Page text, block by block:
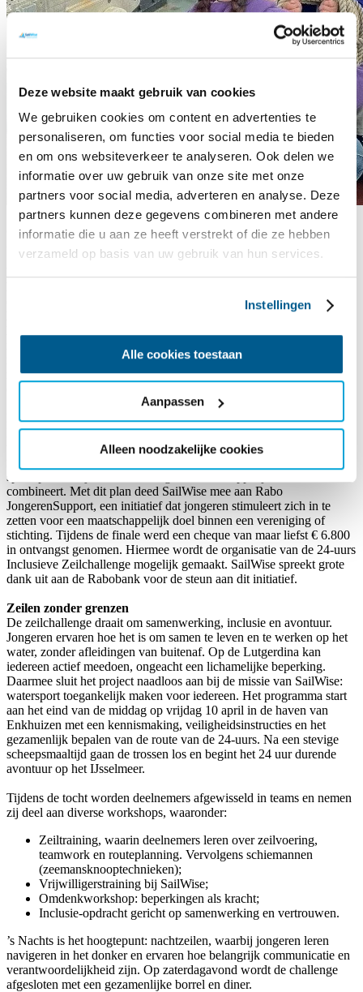
Deze website maakt gebruik van cookies
We gebruiken cookies om content en advertenties te
personaliseren, om functies voor social media te bieden
en om ons websiteverkeer te analyseren. Ook delen we
informatie over uw gebruik van onze site met onze
partners voor social media, adverteren en analyse. Deze
partners kunnen deze gegevens combineren met andere
informatie die u aan ze heeft verstrekt of die ze hebben
verzameld op basis van uw gebruik van hun services.
Instellingen
Alle cookies toestaan
Aanpassen
Alleen noodzakelijke cookies
Jongeren uit Noord-Holland gezocht voor inclusieve 24-uurs
Zeilchallenge
daadwerkelijk van start: de 24-uurs Inclusieve Zeilchallenge.
Een unieke zeilervaring waarbij jongeren mét en zonder
rolstoeltoegankelijke tweemast klipper Lutgerdina. SailWise
roept jongeren uit Noord-Holland op om deel te nemen aan
Het project is ontwikkeld door Senne Botman, student Commerciële
Economie – Sportmarketing aan de Hogeschool van Amsterdam,
tijdens zijn stage bij SailWise. In samenwerking met jongeren uit de
sport, persoonlijke ontwikkeling en maatschappelijke betrokkenheid
combineert. Met dit plan deed SailWise mee aan Rabo
JongerenSupport, een initiatief dat jongeren stimuleert zich in te
zetten voor een maatschappelijk doel binnen een vereniging of
stichting. Tijdens de finale werd een cheque van maar liefst € 6.800
in ontvangst genomen. Hiermee wordt de organisatie van de 24-uurs
Inclusieve Zeilchallenge mogelijk gemaakt. SailWise spreekt grote
dank uit aan de Rabobank voor de steun aan dit initiatief.
Zeilen zonder grenzen
De zeilchallenge draait om samenwerking, inclusie en avontuur.
Jongeren ervaren hoe het is om samen te leven en te werken op het
water, zonder afleidingen van buitenaf. Op de Lutgerdina kan
iedereen actief meedoen, ongeacht een lichamelijke beperking.
Daarmee sluit het project naadloos aan bij de missie van SailWise:
watersport toegankelijk maken voor iedereen. Het programma start
aan het eind van de middag op vrijdag 10 april in de haven van
Enkhuizen met een kennismaking, veiligheidsinstructies en het
gezamenlijk bepalen van de route van de 24-uurs. Na een stevige
scheepsmaaltijd gaan de trossen los en begint het 24 uur durende
avontuur op het IJsselmeer.
Tijdens de tocht worden deelnemers afgewisseld in teams en nemen
zij deel aan diverse workshops, waaronder:
Zeiltraining, waarin deelnemers leren over zeilvoering,
teamwork en routeplanning. Vervolgens schiemannen
(zeemansknooptechnieken);
Vrijwilligerstraining bij SailWise;
Omdenkworkshop: beperkingen als kracht;
Inclusie-opdracht gericht op samenwerking en vertrouwen.
’s Nachts is het hoogtepunt: nachtzeilen, waarbij jongeren leren
navigeren in het donker en ervaren hoe belangrijk communicatie en
verantwoordelijkheid zijn. Op zaterdagavond wordt de challenge
afgesloten met een gezamenlijke borrel en diner.